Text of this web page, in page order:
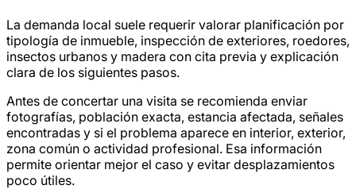
La demanda local suele requerir valorar planificación por
tipología de inmueble, inspección de exteriores, roedores,
insectos urbanos y madera con cita previa y explicación
clara de los siguientes pasos.
Antes de concertar una visita se recomienda enviar
fotografías, población exacta, estancia afectada, señales
encontradas y si el problema aparece en interior, exterior,
zona común o actividad profesional. Esa información
permite orientar mejor el caso y evitar desplazamientos
poco útiles.